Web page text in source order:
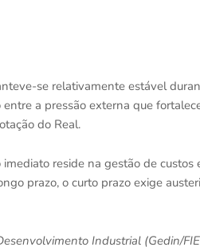
se relativamente estável
a pressão externa que
do Real.
reside na gestão de
prazo, o curto prazo exige
Industrial (Gedin/